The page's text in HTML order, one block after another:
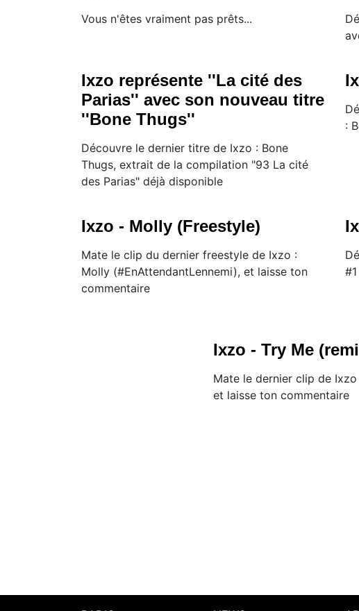
Vous n'êtes vraiment pas prêts...
Ixzo représente ''La cité des
Parias'' avec son nouveau titre
''Bone Thugs''
Découvre le dernier titre de Ixzo : Bone
Thugs, extrait de la compilation "93 La cité
des Parias" déjà disponible
:
Ixzo - Molly (Freestyle)
Mate le clip du dernier freestyle de Ixzo :
Molly (#EnAttendantLennemi), et laisse ton
commentaire
Ixzo - Try Me
Mate le dernier clip de
et laisse ton commentaire